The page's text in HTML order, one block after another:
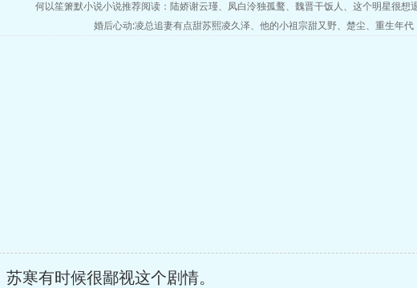
何以笙箫默小说小说推荐阅读： 陆娇谢云瑾、 凤白泠独孤鹜、 魏晋干饭人、 这个明星很想
婚后心动:凌总追妻有点甜苏熙凌久泽、 他的小祖宗甜又野、 楚尘、 重生年代
苏寒有时候很鄙视这个剧情。